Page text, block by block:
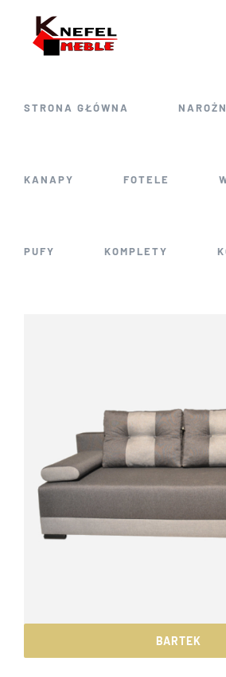
content
STRONA GŁÓWNA
KANAPY FOTELE
PUFY KOMPLETY
BARTEK